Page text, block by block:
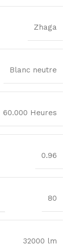
Zhaga
Blanc neutre
60.000 Heures
0.96
80
32000 lm